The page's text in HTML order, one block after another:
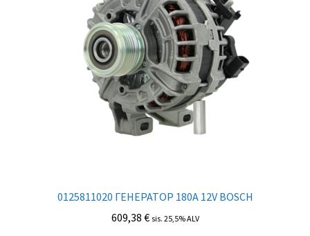
0125811020 ГЕНЕРАТОР 180A 12V BOSCH
609,38 € sis. 25,5% ALV